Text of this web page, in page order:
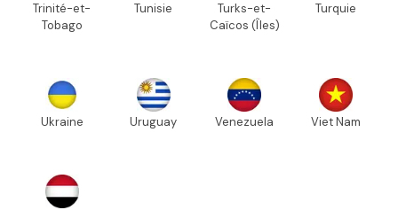
Trinité-et-
Tobago
Tunisie
Turks-et-
Caïcos (Îles)
Turquie
Ukraine Uruguay Venezuela Viet Nam